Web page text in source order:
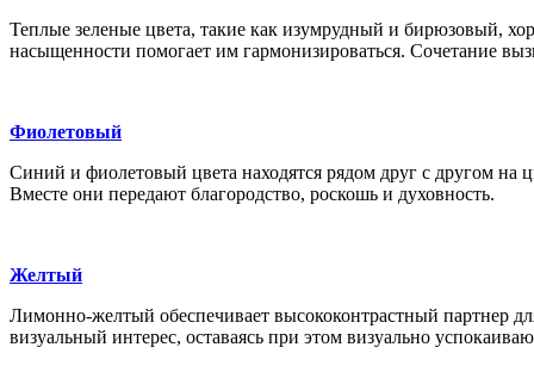
Теплые зеленые цвета, такие как изумрудный и бирюзовый,
насыщенности помогает им гармонизироваться. Сочетание
Фиолетовый
Синий и фиолетовый цвета находятся рядом друг с другом на
Вместе они передают благородство, роскошь и духовность.
Желтый
Лимонно-желтый обеспечивает высококонтрастный партнер
визуальный интерес, оставаясь при этом визуально